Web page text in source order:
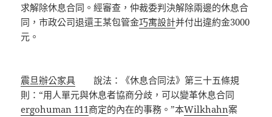
求解除休息合同。經審查，仲裁委判決解除兩邊的休息合
同，市政公司退還王某包管金巧寓設計并付出違約金3000
元。
震旦辦公家具 說法：《休息合同法》第三十五條規
則：“用人單元與休息者協商分歧，可以變革休息合同
ergohuman 111商定的內在的事務。”本Wilkhahn案